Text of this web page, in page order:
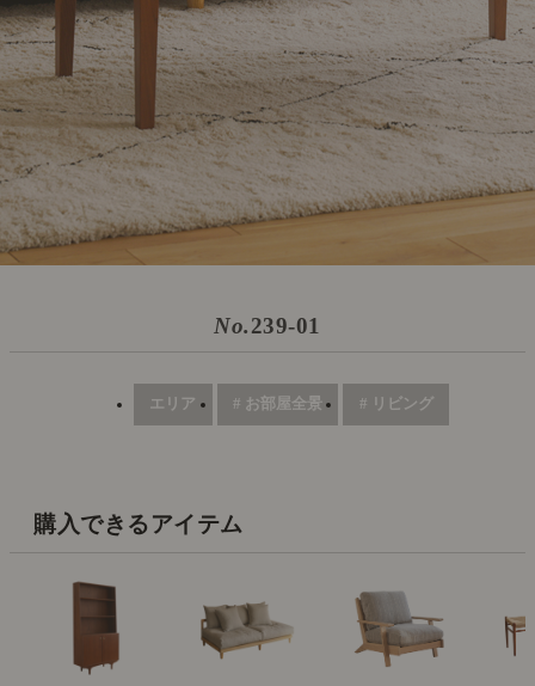
No.239-01
エリア # お部屋全景 # リビング
購入できるアイテム